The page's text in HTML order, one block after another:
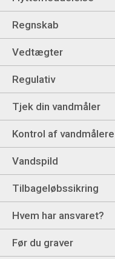
Regnskab
Vedtægter
Regulativ
Tjek din vandmåler
Kontrol af vandmålere
Vandspild
Tilbageløbssikring
Hvem har ansvaret?
Før du graver